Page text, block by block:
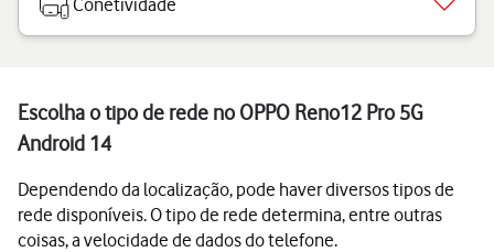
Conetividade
Escolha o tipo de rede no OPPO Reno12 Pro 5G
Android 14
Dependendo da localização, pode haver diversos tipos de
rede disponíveis. O tipo de rede determina, entre outras
coisas, a velocidade de dados do telefone.